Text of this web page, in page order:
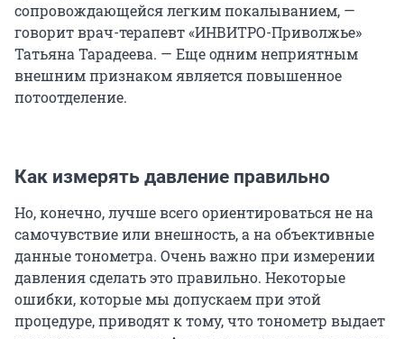
сопровождающейся легким покалыванием, —
говорит врач-терапевт «ИНВИТРО-Приволжье»
Татьяна Тарадеева. — Еще одним неприятным
внешним признаком является повышенное
потоотделение.
Как измерять давление правильно
Но, конечно, лучше всего ориентироваться не на
самочувствие или внешность, а на объективные
данные тонометра. Очень важно при измерении
давления сделать это правильно. Некоторые
ошибки, которые мы допускаем при этой
процедуре, приводят к тому, что тонометр выдает